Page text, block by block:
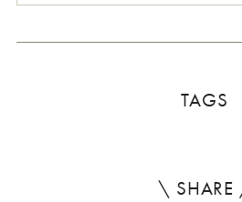
TAGS
\